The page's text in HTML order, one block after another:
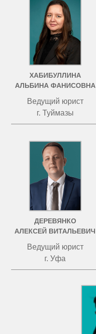
ХАБИБУЛЛИНА
АЛЬБИНА ФАНИСОВНА
Ведущий юрист
г. Туймазы
ДЕРЕВЯНКО
АЛЕКСЕЙ ВИТАЛЬЕВИЧ
Ведущий юрист
г. Уфа